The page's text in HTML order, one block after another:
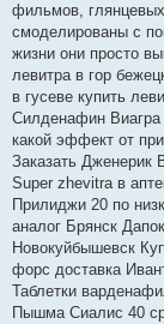
фильмов,
смоделированы с
жизни они просто
левитра в гор
в гусеве купить
Силденафин
какой эффект от
Заказать Дженерик
Super zhevitra в
Прилиджи 20 по
аналог Брянск
Новокуйбышевск
форс доставка
Таблетки
Пышма Сиалис 40